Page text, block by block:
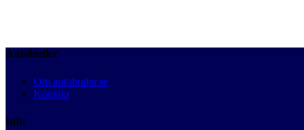
Autobutler
Om autobutler.se
Kontakt
Info